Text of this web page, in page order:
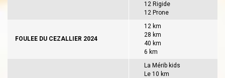
12 Rigide
12 Prone
FOULEE DU CEZALLIER 2024
12 km
28 km
40 km
6 km
La Mérib kids
Le 10 km